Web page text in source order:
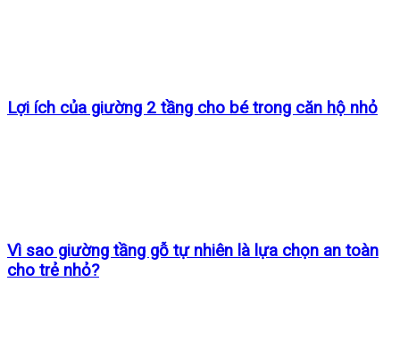
Lợi ích của giường 2 tầng cho bé trong căn hộ nhỏ
Vì sao giường tầng gỗ tự nhiên là lựa chọn an toàn
cho trẻ nhỏ?